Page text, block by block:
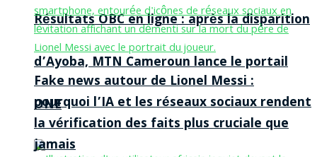
Résultats OBC en ligne : après la disparition
d’Ayoba, MTN Cameroun lance le portail
ONE
Fake news autour de Lionel Messi :
pourquoi l’IA et les réseaux sociaux rendent
la vérification des faits plus cruciale que
jamais